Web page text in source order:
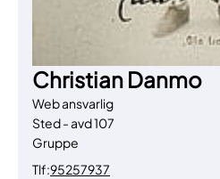
Christian Danmo
Web ansvarlig
Sted - avd 107
Gruppe
Tlf:95257937